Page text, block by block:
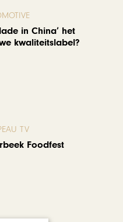
in China’ het
kwaliteitslabel?
TV
Foodfest